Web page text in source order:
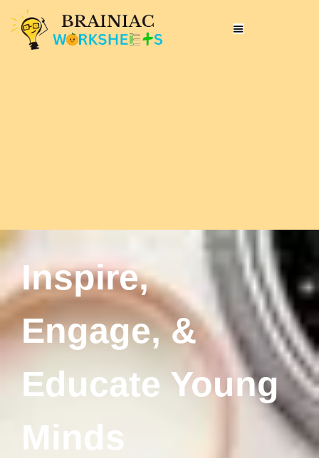
Inspire,
Engage, &
Educate Young
Minds